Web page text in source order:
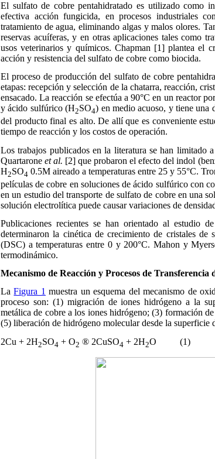
El sulfato de cobre pentahidratado es utilizado como
efectiva acción fungicida, en procesos industriales
tratamiento de agua, eliminando algas y malos olores.
reservas acuíferas, y en otras aplicaciones tales como
usos veterinarios y químicos. Chapman [1] plantea el
acción y resistencia del sulfato de cobre como biocida.
El proceso de producción del sulfato de cobre
etapas: recepción y selección de la chatarra, reacción,
ensacado. La reacción se efectúa a 90°C en un reactor
y ácido sulfúrico (H2SO4) en medio acuoso, y tiene una
del producto final es alto. De allí que es conveniente
tiempo de reacción y los costos de operación.
Los trabajos publicados en la literatura se han limitado
Quartaroneet al. [2] que probaron el efecto del indol
H2SO4 0.5M aireado a temperaturas entre 25 y 55°C.
películas de cobre en soluciones de ácido sulfúrico con
en un estudio del transporte de sulfato de cobre en una
solución electrolítica puede causar variaciones de
Publicaciones recientes se han orientado al estudio
determinaron la cinética de crecimiento de cristales
(DSC) a temperaturas entre 0 y 200°C. Mahon y
termodinámico.
Mecanismo de Reacción y Procesos de Transferencia
LaFigura 1 muestra un esquema del mecanismo de
proceso son: (1) migración de iones hidrógeno a la
metálica de cobre a los iones hidrógeno; (3) formación
(5) liberación de hidrógeno molecular desde la superficie
2Cu + 2H2SO4 + O2 ® 2CuSO4 + 2H2O (1)